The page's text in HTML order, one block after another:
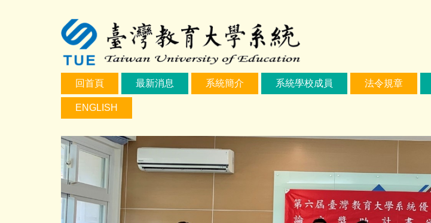
回首頁 最新消息 系統簡介 系統學校成員 法令規章
ENGLISH